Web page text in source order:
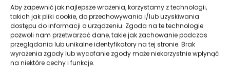
Aby zapewnić jak najlepsze wrażenia, korzystamy z technologii,
takich jak pliki cookie, do przechowywania i/lub uzyskiwania
dostępu do informacji o urządzeniu. Zgoda na te technologie
pozwoli nam przetwarzać dane, takie jak zachowanie podczas
przeglądania lub unikalne identyfikatory na tej stronie. Brak
wyrażenia zgody lub wycofanie zgody może niekorzystnie wpłynąć
na niektóre cechy i funkcje.
podkreślone rysy twarzy
naturalny glow
wygładzony i świeży wygląd skóry
Jak używać?